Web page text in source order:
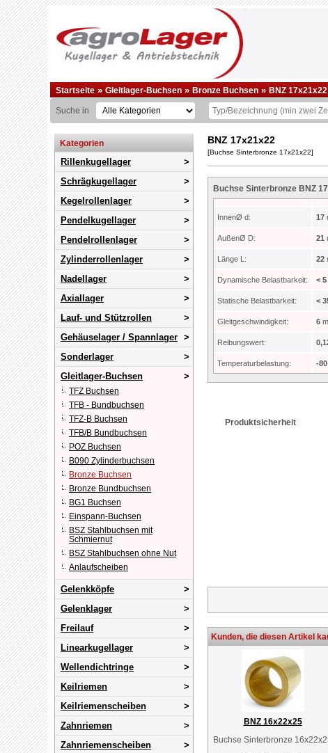
Startseite » Gleitlager-Buchsen » Bronze Buchsen » BNZ 17x21x22
Suche in
Kategorien
Rillenkugellager
Schrägkugellager
Kegelrollenlager
Pendelkugellager
Pendelrollenlager
Zylinderrollenlager
Nadellager
Axiallager
Lauf- und Stützrollen
Gehäuselager / Spannlager
Sonderlager
Gleitlager-Buchsen
TFZ Buchsen
TFB - Bundbuchsen
TFZ-B Buchsen
TFB/B Bundbuchsen
POZ Buchsen
B090 Zylinderbuchsen
Bronze Buchsen
Bronze Bundbuchsen
BG1 Buchsen
Einspann-Buchsen
BSZ Stahlbuchsen mit
Schmiernut
BSZ Stahlbuchsen ohne Nut
Anlaufscheiben
Gelenkköpfe
Gelenklager
Freilauf
Linearkugellager
Wellendichtringe
Keilriemen
Keilriemenscheiben
Zahnriemen
Zahnriemenscheiben
BNZ 17x21x22
[Buchse Sinterbronze 17x21x22]
Buchse Sinterbronze BNZ
InnenØ d: 17
AußenØ D: 21
Länge L: 22
Dynamische Belastbarkeit: < 5
Statische Belastbarkeit: <
Gleitgeschwindigkeit: 6
Reibungswert:
Temperaturbelastung: -
Produktsicherheit
Kunden, die diesen Artikel
BNZ 16x22x25
Buchse Sinterbronze